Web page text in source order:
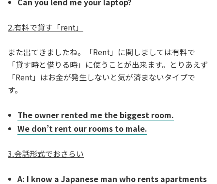
2.有料で貸す「rent」
また出てきましたね。「Rent」に関しましては有料で
「貸す時と借りる時」に使うことが出来ます。とりあえず
「Rent」はお金が発生しないと気が済まないタイプで
す。
The owner rented me the biggest room.
We don’t rent our rooms to male.
3.会話形式でおさらい
A: I know a Japanese man who rents apartments